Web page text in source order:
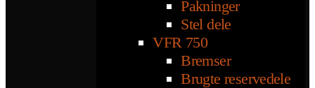
Pakninger
Stel dele
VFR 750
Bremser
Brugte reservedele